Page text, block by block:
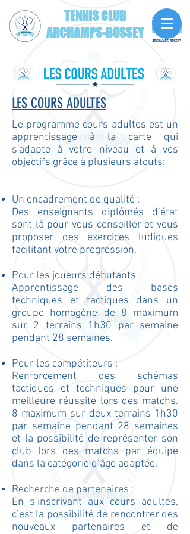
TENNIS CLUB
ARCHAMPS-BOSSEY
LES COURS ADULTES
Le programme cours adultes est un
apprentissage à la carte qui
s'adapte à votre niveau et à vos
objectifs grâce à plusieurs atouts:
Un encadrement de qualité :
Des enseignants diplômés d’état
sont là pour vous conseiller et vous
proposer des exercices ludiques
facilitant votre progression.
Pour les joueurs débutants :
Apprentissage des bases
techniques et tactiques dans un
groupe homogène de 8 maximum
sur 2 terrains 1h30 par semaine
pendant 28 semaines.
Pour les compétiteurs :
Renforcement des schémas
tactiques et techniques pour une
meilleure réussite lors des matchs.
8 maximum sur deux terrains 1h30
par semaine pendant 28 semaines
et la possibilité de représenter son
club lors des matchs par équipe
dans la catégorie d’âge adaptée.
Recherche de partenaires :
En s’inscrivant aux cours adultes,
c’est la possibilité de rencontrer des
nouveaux partenaires et de